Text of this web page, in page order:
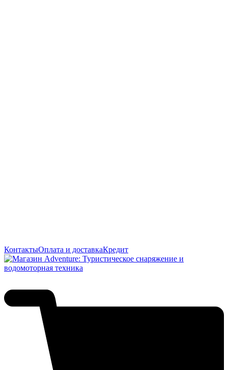
КонтактыОплата и доставкаКредит